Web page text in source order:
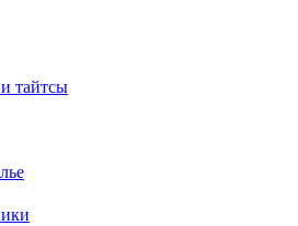
тайтсы